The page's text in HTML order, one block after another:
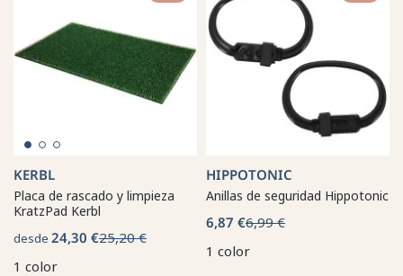
KERBL
Placa de rascado y limpieza
KratzPad Kerbl
desde 24,30 €25,20 €
1 color
HIPPOTONIC
Anillas de seguridad Hippotonic
6,87 €6,99 €
1 color